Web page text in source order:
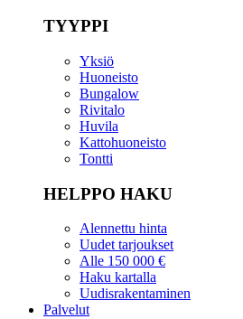
TYYPPI
Yksiö
Huoneisto
Bungalow
Rivitalo
Huvila
Kattohuoneisto
Tontti
HELPPO HAKU
Alennettu hinta
Uudet tarjoukset
Alle 150 000 €
Haku kartalla
Uudisrakentaminen
Palvelut